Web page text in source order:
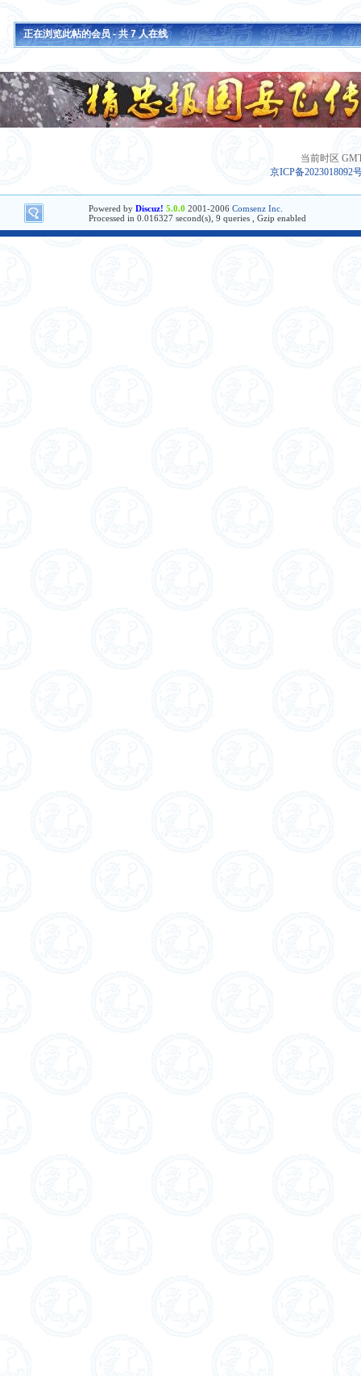
正在浏览此帖的会员 - 共7人在线
当前时区
京ICP备2023018092
Powered by Discuz! 5.0.0 2001-2006 Comsenz Inc.
Processed in 0.016327 second(s), 9 queries , Gzip enabled